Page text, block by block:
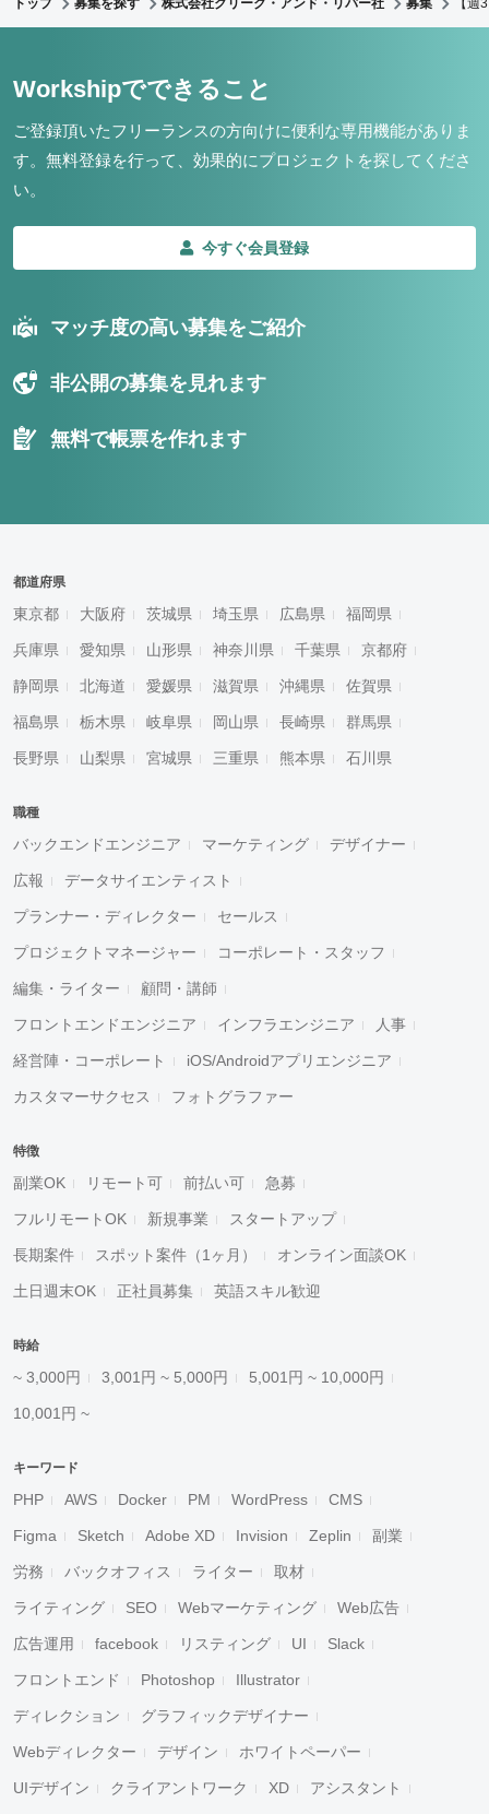
トップ 募集を探す 株式会社クリーク・アンド・リバー社 募集 【
Workshipでできること
ご登録頂いたフリーランスの方向けに便利な専用機能がありま
す。 無料登録を行って、効果的にプロジェクトを探してくださ
い。
今すぐ会員登録
マッチ度の高い募集をご紹介
非公開の募集を見れます
無料で帳票を作れます
都道府県
東京都 大阪府 茨城県 埼玉県 広島県 福岡県
兵庫県 愛知県 山形県 神奈川県 千葉県 京都府
静岡県 北海道 愛媛県 滋賀県 沖縄県 佐賀県
福島県 栃木県 岐阜県 岡山県 長崎県 群馬県
長野県 山梨県 宮城県 三重県 熊本県 石川県
職種
バックエンドエンジニア マーケティング デザイナー
広報 データサイエンティスト
プランナー・ディレクター セールス
プロジェクトマネージャー コーポレート・スタッフ
編集・ライター 顧問・講師
フロントエンドエンジニア インフラエンジニア 人事
経営陣・コーポレート iOS/Androidアプリエンジニア
カスタマーサクセス フォトグラファー
特徴
副業OK リモート可 前払い可 急募
フルリモートOK 新規事業 スタートアップ
長期案件 スポット案件（1ヶ月） オンライン面談OK
土日週末OK 正社員募集 英語スキル歓迎
時給
~ 3,000円 3,001円 ~ 5,000円 5,001円 ~ 10,000円
10,001円 ~
キーワード
PHP AWS Docker PM WordPress CMS
Figma Sketch Adobe XD Invision Zeplin 副業
労務 バックオフィス ライター 取材
ライティング SEO Webマーケティング Web広告
広告運用 facebook リスティング UI Slack
フロントエンド Photoshop Illustrator
ディレクション グラフィックデザイナー
Webディレクター デザイン ホワイトペーパー
UIデザイン クライアントワーク XD アシスタント